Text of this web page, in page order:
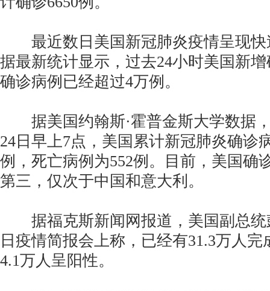
最近数日美国新冠肺炎疫情呈现快
据最新统计显示，过去24小时美国新
确诊病例已经超过4万例。
据美国约翰斯·霍普金斯大学数据
24日早上7点，美国累计新冠肺炎确诊
例，死亡病例为552例。目前，美国确
第三，仅次于中国和意大利。
据福克斯新闻网报道，美国副总统
日疫情简报会上称，已经有31.3万人
4.1万人呈阳性。